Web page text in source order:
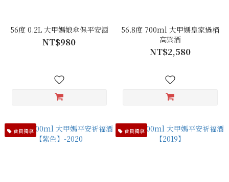
56度 0.2L 大甲媽娘傘保平安酒
NT$980
56.8度 700ml 大甲媽皇家過桶
高粱酒
NT$2,580
會員獨享 會員獨享